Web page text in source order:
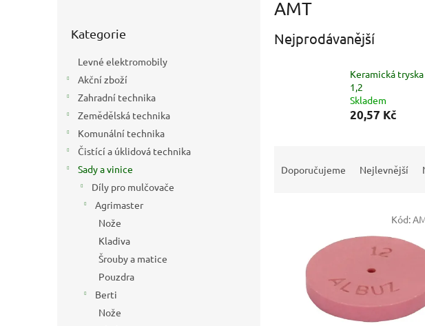
kategorie
Kategorie
Levné elektromobily
Akční zboží
Zahradní technika
Zemědělská technika
Komunální technika
Čistící a úklidová technika
Sady a vinice
Díly pro mulčovače
Agrimaster
Nože
Kladiva
Šrouby a matice
Pouzdra
Berti
Nože
AMT
Nejprodávanější
Keramická
1,2
Skladem
20,57 Kč
Doporučujeme Nejlevnější
Kód: